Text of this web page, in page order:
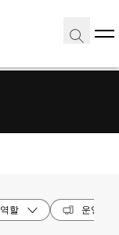
역할 운영 체